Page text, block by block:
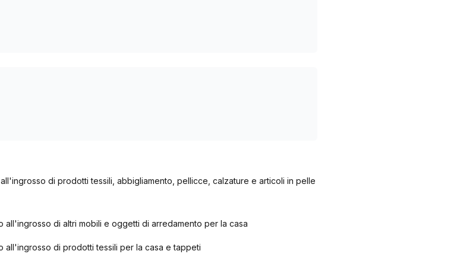
di prodotti tessili, abbigliamento, pellicce, calzature e articoli in pelle
all'ingrosso di altri mobili e oggetti di arredamento per la casa
all'ingrosso di prodotti tessili per la casa e tappeti